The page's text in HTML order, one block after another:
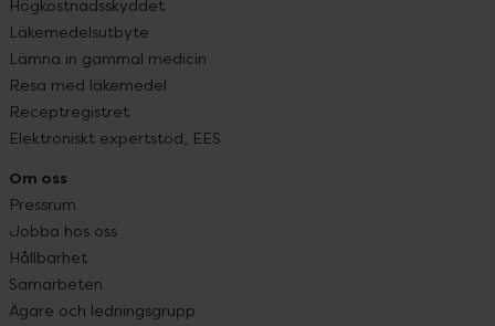
Högkostnadsskyddet
Läkemedelsutbyte
Lämna in gammal medicin
Resa med läkemedel
Receptregistret
Elektroniskt expertstöd, EES
Om oss
Pressrum
Jobba hos oss
Hållbarhet
Samarbeten
Ägare och ledningsgrupp